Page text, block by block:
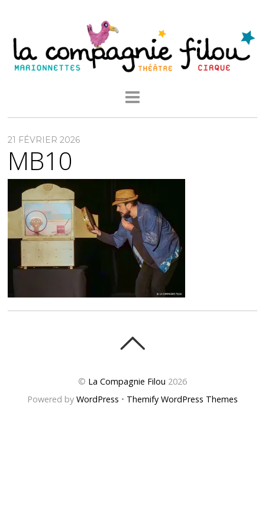
21 FÉVRIER 2026
MB10
© La Compagnie Filou 2026
Powered by WordPress • Themify WordPress Themes